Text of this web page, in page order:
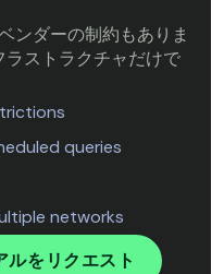
ンダーの制約もありま
ストラクチャだけで
queries
networks
をリクエスト